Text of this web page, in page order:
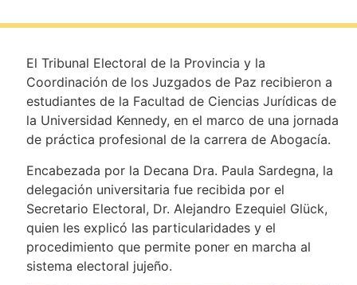
El Tribunal Electoral de la Provincia y la
Coordinación de los Juzgados de Paz recibieron a
estudiantes de la Facultad de Ciencias Jurídicas de
la Universidad Kennedy, en el marco de una jornada
de práctica profesional de la carrera de Abogacía.
Encabezada por la Decana Dra. Paula Sardegna, la
delegación universitaria fue recibida por el
Secretario Electoral, Dr. Alejandro Ezequiel Glück,
quien les explicó las particularidades y el
procedimiento que permite poner en marcha al
sistema electoral jujeño.